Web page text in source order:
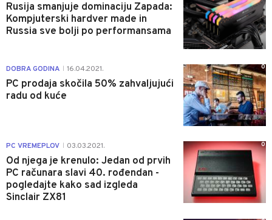
Rusija smanjuje dominaciju Zapada:
Kompjuterski hardver made in
Russia sve bolji po performansama
DOBRA GODINA 16.04.2021.
PC prodaja skočila 50% zahvaljujući
radu od kuće
0
PC VREMEPLOV 03.03.2021.
Od njega je krenulo: Jedan od prvih
PC računara slavi 40. rođendan -
pogledajte kako sad izgleda
Sinclair ZX81
0